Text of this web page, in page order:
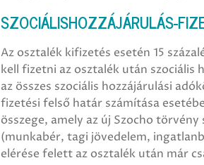
SZOCIÁLISHOZZÁJÁRULÁS-
Az osztalék kifizetés esetén 15
kell fizetni az osztalék után szociális
az összes szociális hozzájárulási
fizetési felső határ számítása
összege, amely az új Szocho
(munkabér, tagi jövedelem,
elérése felett az osztalék után már